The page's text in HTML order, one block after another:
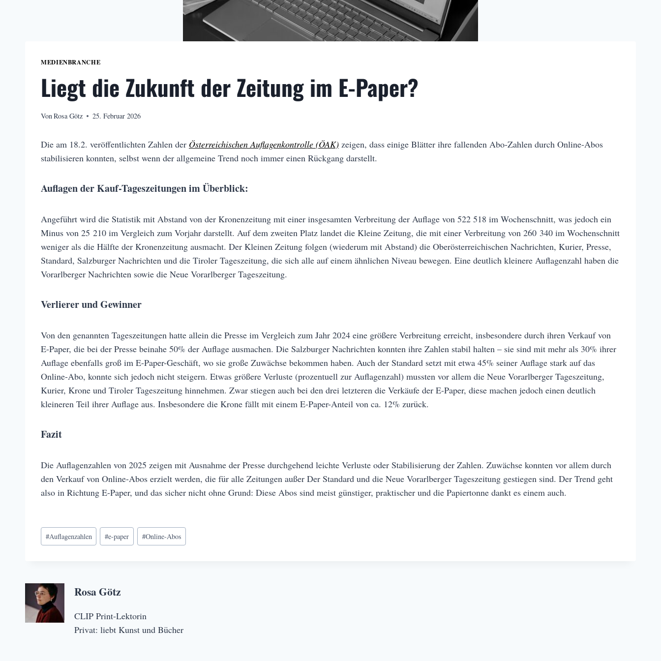
MEDIENBRANCHE
Liegt die Zukunft der Zeitung im E-Paper?
VonRosa Götz 25. Februar 2026
Die am 18.2. veröffentlichten Zahlen der Österreichischen Auflagenkontrolle (ÖAK) zeigen, dass einige Blätter ihre fallenden Abo-Zahlen durch Online-Abos
stabilisieren konnten, selbst wenn der allgemeine Trend noch immer einen Rückgang darstellt.
Auflagen der Kauf-Tageszeitungen im Überblick:
Angeführt wird die Statistik mit Abstand von der Kronenzeitung mit einer insgesamten Verbreitung der Auflage von 522 518 im Wochenschnitt, was jedoch ein
Minus von 25 210 im Vergleich zum Vorjahr darstellt. Auf dem zweiten Platz landet die Kleine Zeitung, die mit einer Verbreitung von 260 340 im Wochenschnitt
weniger als die Hälfte der Kronenzeitung ausmacht. Der Kleinen Zeitung folgen (wiederum mit Abstand) die Oberösterreichischen Nachrichten, Kurier, Presse,
Standard, Salzburger Nachrichten und die Tiroler Tageszeitung, die sich alle auf einem ähnlichen Niveau bewegen. Eine deutlich kleinere Auflagenzahl haben die
Vorarlberger Nachrichten sowie die Neue Vorarlberger Tageszeitung.
Verlierer und Gewinner
Von den genannten Tageszeitungen hatte allein die Presse im Vergleich zum Jahr 2024 eine größere Verbreitung erreicht, insbesondere durch ihren Verkauf von
E-Paper, die bei der Presse beinahe 50% der Auflage ausmachen. Die Salzburger Nachrichten konnten ihre Zahlen stabil halten – sie sind mit mehr als 30% ihrer
Auflage ebenfalls groß im E-Paper-Geschäft, wo sie große Zuwächse bekommen haben. Auch der Standard setzt mit etwa 45% seiner Auflage stark auf das
Online-Abo, konnte sich jedoch nicht steigern. Etwas größere Verluste (prozentuell zur Auflagenzahl) mussten vor allem die Neue Vorarlberger Tageszeitung,
Kurier, Krone und Tiroler Tageszeitung hinnehmen. Zwar stiegen auch bei den drei letzteren die Verkäufe der E-Paper, diese machen jedoch einen deutlich
kleineren Teil ihrer Auflage aus. Insbesondere die Krone fällt mit einem E-Paper-Anteil von ca. 12% zurück.
Fazit
Die Auflagenzahlen von 2025 zeigen mit Ausnahme der Presse durchgehend leichte Verluste oder Stabilisierung der Zahlen. Zuwächse konnten vor allem durch
den Verkauf von Online-Abos erzielt werden, die für alle Zeitungen außer Der Standard und die Neue Vorarlberger Tageszeitung gestiegen sind. Der Trend geht
also in Richtung E-Paper, und das sicher nicht ohne Grund: Diese Abos sind meist günstiger, praktischer und die Papiertonne dankt es einem auch.
Schlagworte:
#Auflagenzahlen #e-paper #Online-Abos
Rosa Götz
CLIP Print-Lektorin
Privat: liebt Kunst und Bücher